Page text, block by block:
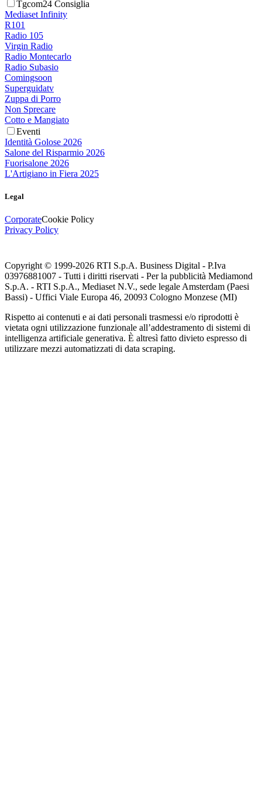
Tgcom24 Consiglia
Mediaset Infinity
R101
Radio 105
Virgin Radio
Radio Montecarlo
Radio Subasio
Comingsoon
Superguidatv
Zuppa di Porro
Non Sprecare
Cotto e Mangiato
Eventi
Identità Golose 2026
Salone del Risparmio 2026
Fuorisalone 2026
L'Artigiano in Fiera 2025
Legal
CorporateCookie Policy
Privacy Policy
Copyright © 1999-2026 RTI S.p.A. Business Digital - P.Iva
03976881007 - Tutti i diritti riservati - Per la pubblicità Mediamond
S.p.A. - RTI S.p.A., Mediaset N.V., sede legale Amsterdam (Paesi
Bassi) - Uffici Viale Europa 46, 20093 Cologno Monzese (MI)
Rispetto ai contenuti e ai dati personali trasmessi e/o riprodotti è
vietata ogni utilizzazione funzionale all’addestramento di sistemi di
intelligenza artificiale generativa. È altresì fatto divieto espresso di
utilizzare mezzi automatizzati di data scraping.